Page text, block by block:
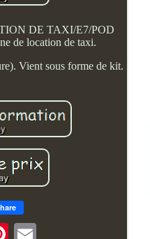
DE TAXI/E7/POD
de location de taxi.
Vient sous forme de kit.